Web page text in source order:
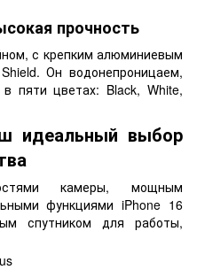
прочность
с крепким алюминиевым
Он водонепроницаем,
пяти цветах: Black, White,
идеальный выбор
камеры, мощным
функциями iPhone 16
спутником для работы,